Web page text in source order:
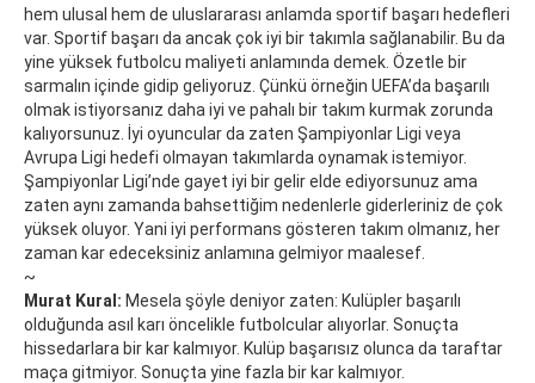
hem ulusal hem de uluslararası anlamda sportif başarı hedefleri
var. Sportif başarı da ancak çok iyi bir takımla sağlanabilir. Bu da
yine yüksek futbolcu maliyeti anlamında demek. Özetle bir
sarmalın içinde gidip geliyoruz. Çünkü örneğin UEFA’da başarılı
olmak istiyorsanız daha iyi ve pahalı bir takım kurmak zorunda
kalıyorsunuz. İyi oyuncular da zaten Şampiyonlar Ligi veya
Avrupa Ligi hedefi olmayan takımlarda oynamak istemiyor.
Şampiyonlar Ligi’nde gayet iyi bir gelir elde ediyorsunuz ama
zaten aynı zamanda bahsettiğim nedenlerle giderleriniz de çok
yüksek oluyor. Yani iyi performans gösteren takım olmanız, her
zaman kar edeceksiniz anlamına gelmiyor maalesef.
~
Murat Kural: Mesela şöyle deniyor zaten: Kulüpler başarılı
olduğunda asıl karı öncelikle futbolcular alıyorlar. Sonuçta
hissedarlara bir kar kalmıyor. Kulüp başarısız olunca da taraftar
maça gitmiyor. Sonuçta yine fazla bir kar kalmıyor.